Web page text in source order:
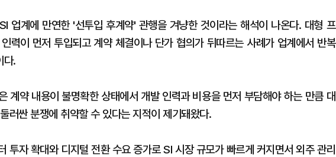
업계에 만연한 '선투입 후계약' 관행을 겨냥한 것이라는 해석이 나온다. 대형 프
력이 먼저 투입되고 계약 체결이나 단가 협의가 뒤따르는 사례가 업계에서 반복
다.
계약 내용이 불명확한 상태에서 개발 인력과 비용을 먼저 부담해야 하는 만큼 대
러싼 분쟁에 취약할 수 있다는 지적이 제기돼왔다.
투자 확대와 디지털 전환 수요 증가로 SI 시장 규모가 빠르게 커지면서 외주 관리